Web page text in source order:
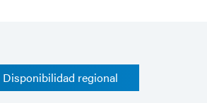
Disponibilidad regional